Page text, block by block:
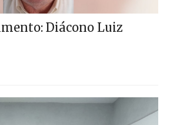
Diácono Luiz